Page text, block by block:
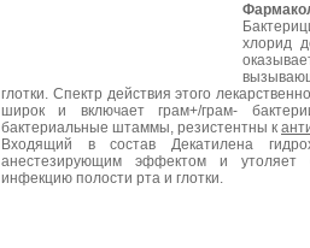
хлорид
глотки. Спектр действия этого
широк и включает грам+/грам-
бактериальные штаммы, резистентны к
Входящий в состав Декатилена
анестезирующим эффектом и утоляет
инфекцию полости рта и глотки.